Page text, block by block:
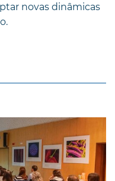
novas dinâmicas